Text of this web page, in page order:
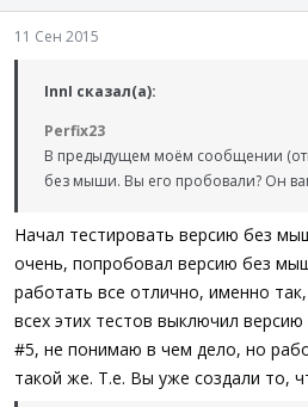
11 Сен 2015
InnI сказал(а):
Perfix23
В предыдущем моём сообщении
без мыши. Вы его пробовали? Он
Начал тестировать версию без
очень, попробовал версию без
работать все отлично, именно
всех этих тестов выключил
#5, не понимаю в чем дело, но
такой же. Т.е. Вы уже создали то,